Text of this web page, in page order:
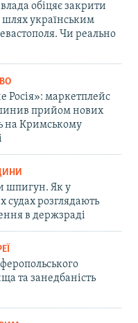
обіцяє закрити
українським
Чи реально
Росія»: маркетплейс
прийом нових
на Кримському
шпигун. Як у
судах розглядають
в держзраді
та занедбаність